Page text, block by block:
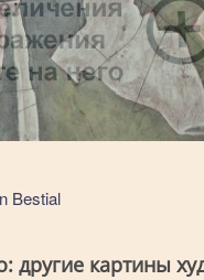
Bestial
другие картины